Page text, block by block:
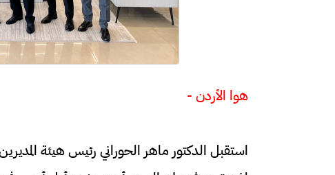
هوا الأردن -
استقبل الدكتور ماهر الحوراني رئيس هيئة